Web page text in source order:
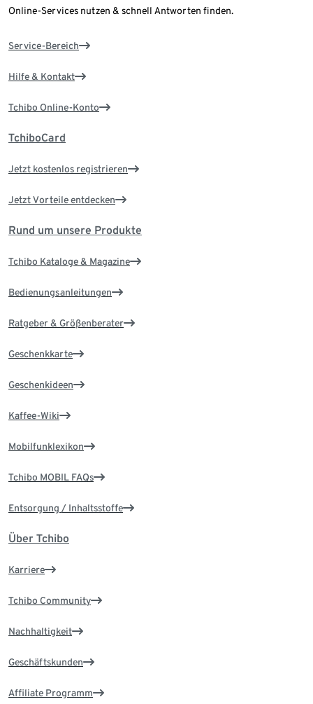
Online-Services nutzen & schnell Antworten finden.
Service-Bereich
Hilfe & Kontakt
Tchibo Online-Konto
TchiboCard
Jetzt kostenlos registrieren
Jetzt Vorteile entdecken
Rund um unsere Produkte
Tchibo Kataloge & Magazine
Bedienungsanleitungen
Ratgeber & Größenberater
Geschenkkarte
Geschenkideen
Kaffee-Wiki
Mobilfunklexikon
Tchibo MOBIL FAQs
Entsorgung / Inhaltsstoffe
Über Tchibo
Karriere
Tchibo Community
Nachhaltigkeit
Geschäftskunden
Affiliate Programm